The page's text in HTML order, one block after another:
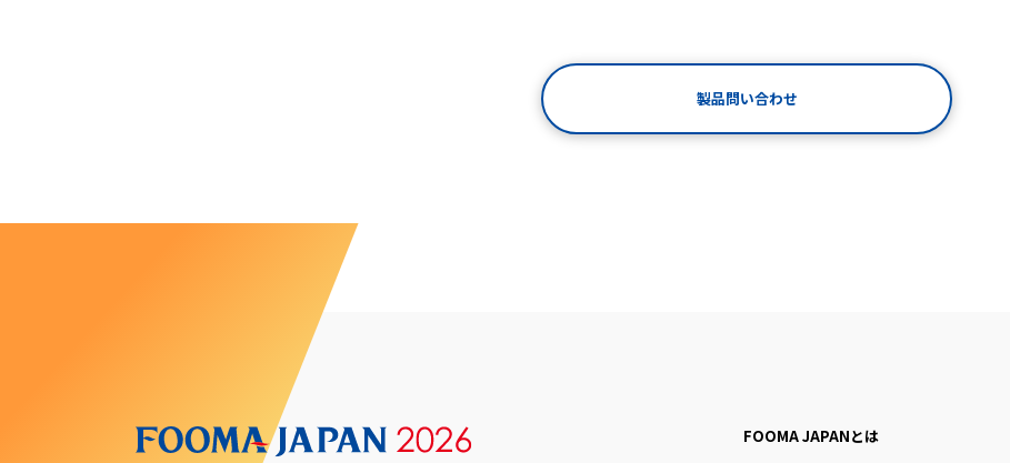
製品問い合わせ
FOOMA JAPANとは